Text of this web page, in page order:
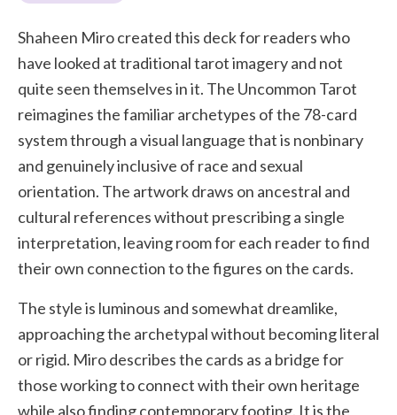
Shaheen Miro created this deck for readers who
have looked at traditional tarot imagery and not
quite seen themselves in it. The Uncommon Tarot
reimagines the familiar archetypes of the 78-card
system through a visual language that is nonbinary
and genuinely inclusive of race and sexual
orientation. The artwork draws on ancestral and
cultural references without prescribing a single
interpretation, leaving room for each reader to find
their own connection to the figures on the cards.
The style is luminous and somewhat dreamlike,
approaching the archetypal without becoming literal
or rigid. Miro describes the cards as a bridge for
those working to connect with their own heritage
while also finding contemporary footing. It is the